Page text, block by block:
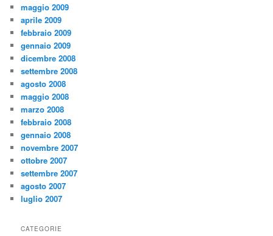
maggio 2009
aprile 2009
febbraio 2009
gennaio 2009
dicembre 2008
settembre 2008
agosto 2008
maggio 2008
marzo 2008
febbraio 2008
gennaio 2008
novembre 2007
ottobre 2007
settembre 2007
agosto 2007
luglio 2007
CATEGORIE